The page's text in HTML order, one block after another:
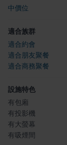
中價位
適合族群
適合約會
適合朋友聚餐
適合商務聚餐
設施特色
有包廂
有投影機
有大螢幕
有吸煙間